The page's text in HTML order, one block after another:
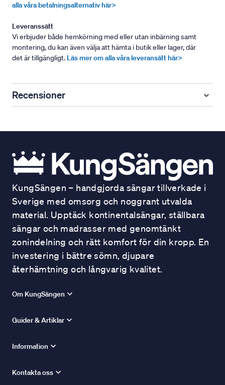
alla våra betalningsalternativ här>
Leveranssätt
Vi erbjuder både hemkörning med eller utan inbärning samt
montering, du kan även välja att hämta i butik eller lager, där
det är tillgängligt. Läs mer om alla våra leveransätt här>
Recensioner
KungSängen – handgjorda sängar tillverkade i
Sverige med omsorg och noggrant utvalda
material. Upptäck kontinentalsängar, ställbara
sängar och madrasser med genomtänkt
zonindelning och rätt komfort för din kropp. En
investering i bättre sömn, djupare
återhämtning och långvarig kvalitet.
Om KungSängen
Guider & Artiklar
Information
Kontakta oss